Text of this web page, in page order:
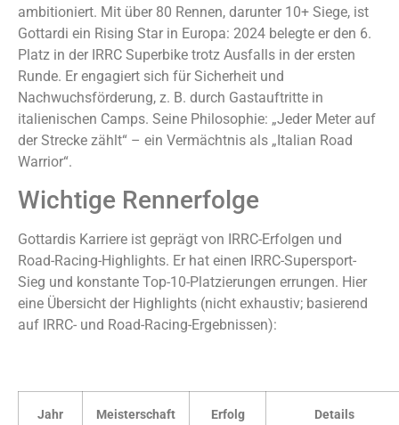
ambitioniert. Mit über 80 Rennen, darunter 10+ Siege, ist
Gottardi ein Rising Star in Europa: 2024 belegte er den 6.
Platz in der IRRC Superbike trotz Ausfalls in der ersten
Runde. Er engagiert sich für Sicherheit und
Nachwuchsförderung, z. B. durch Gastauftritte in
italienischen Camps. Seine Philosophie: „Jeder Meter auf
der Strecke zählt“ – ein Vermächtnis als „Italian Road
Warrior“.
Wichtige Rennerfolge
Gottardis Karriere ist geprägt von IRRC-Erfolgen und
Road-Racing-Highlights. Er hat einen IRRC-Supersport-
Sieg und konstante Top-10-Platzierungen errungen. Hier
eine Übersicht der Highlights (nicht exhaustiv; basierend
auf IRRC- und Road-Racing-Ergebnissen):
Jahr
Meisterschaft
Erfolg Details